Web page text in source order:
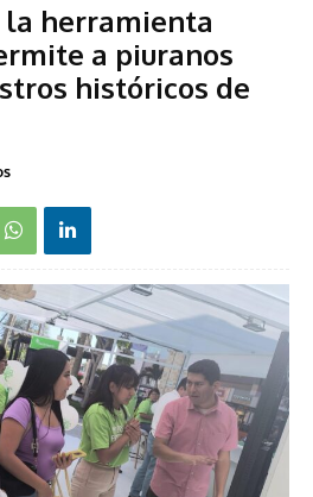
la herramienta
a piuranos
históricos de